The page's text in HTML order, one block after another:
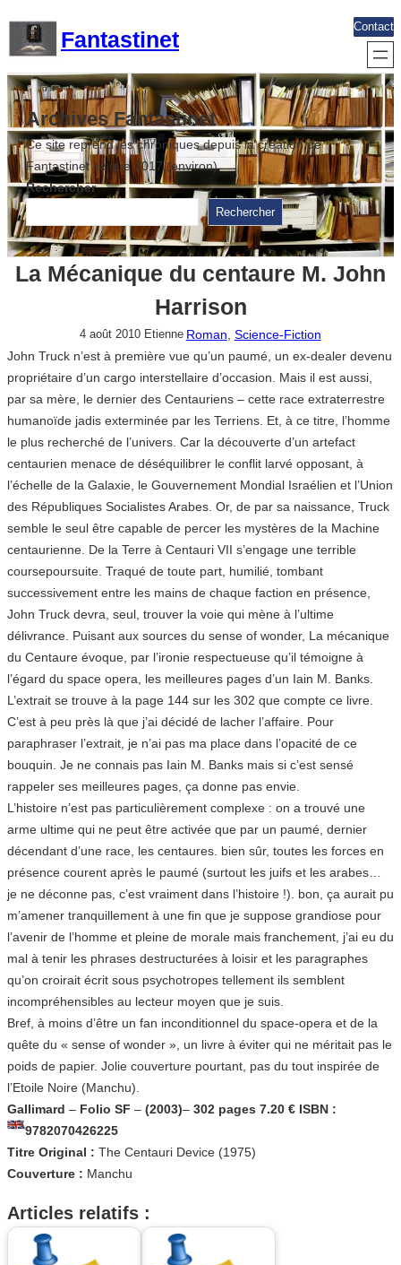
contenu
Fantastinet
Contact
Archives Fantastinet
Ce site reprend les chroniques depuis la création de
Fantastinet jusque 2017 (environ)
Rechercher
Rechercher
La Mécanique du centaure M. John
Harrison
4 août 2010 Etienne Roman Science-Fiction
John Truck n’est à première vue qu’un paumé, un ex-dealer devenu
propriétaire d’un cargo interstellaire d’occasion. Mais il est aussi,
par sa mère, le dernier des Centauriens – cette race extraterrestre
humanoïde jadis exterminée par les Terriens. Et, à ce titre, l’homme
le plus recherché de l’univers. Car la découverte d’un artefact
centaurien menace de déséquilibrer le conflit larvé opposant, à
l’échelle de la Galaxie, le Gouvernement Mondial Israélien et l’Union
des Républiques Socialistes Arabes. Or, de par sa naissance, Truck
semble le seul être capable de percer les mystères de la Machine
centaurienne. De la Terre à Centauri VII s’engage une terrible
coursepoursuite. Traqué de toute part, humilié, tombant
successivement entre les mains de chaque faction en présence,
John Truck devra, seul, trouver la voie qui mène à l’ultime
délivrance. Puisant aux sources du sense of wonder, La mécanique
du Centaure évoque, par l’ironie respectueuse qu’il témoigne à
l’égard du space opera, les meilleures pages d’un Iain M. Banks.
L’extrait se trouve à la page 144 sur les 302 que compte ce livre.
C’est à peu près là que j’ai décidé de lacher l’affaire. Pour
paraphraser l’extrait, je n’ai pas ma place dans l’opacité de ce
bouquin. Je ne connais pas Iain M. Banks mais si c’est sensé
rappeler ses meilleures pages, ça donne pas envie.
L’histoire n’est pas particulièrement complexe : on a trouvé une
arme ultime qui ne peut être activée que par un paumé, dernier
décendant d’une race, les centaures. bien sûr, toutes les forces en
présence courent après le paumé (surtout les juifs et les arabes…
je ne déconne pas, c’est vraiment dans l’histoire !). bon, ça aurait pu
m’amener tranquillement à une fin que je suppose grandiose pour
l’avenir de l’homme et pleine de morale mais franchement, j’ai eu du
mal à tenir les phrases destructurées à loisir et les paragraphes
qu’on croirait écrit sous psychotropes tellement ils semblent
incompréhensibles au lecteur moyen que je suis.
Bref, à moins d’être un fan inconditionnel du space-opera et de la
quête du « sense of wonder », un livre à éviter qui ne méritait pas le
poids de papier. Jolie couverture pourtant, pas du tout inspirée de
l’Etoile Noire (Manchu).
Gallimard – Folio SF – (2003)– 302 pages 7.20 € ISBN :
9782070426225
Titre Original : The Centauri Device (1975)
Couverture : Manchu
Articles relatifs :